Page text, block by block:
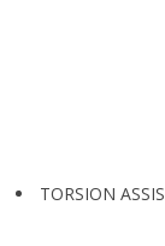
TORSION